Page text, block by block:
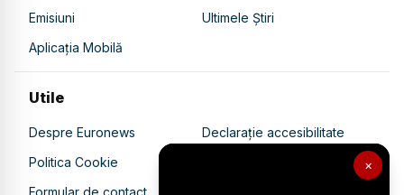
×
Emisiuni
Ultimele Știri
Aplicația Mobilă
Utile
Despre Euronews
Declarație accesibilitate
Politica Cookie
Politica de confidențialitate
Formular de contact